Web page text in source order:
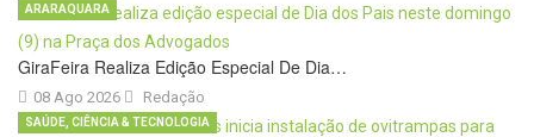
GiraFeira Realiza Edição Especial De Dia…
08 Ago 2026
ARARAQUARA
Redação
SAÚDE, CIÊNCIA & TECNOLOGIA